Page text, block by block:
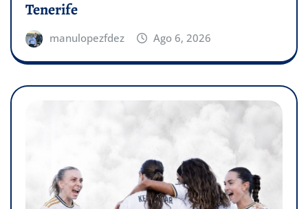
Tenerife
manulopezfdez Ago 6, 2026